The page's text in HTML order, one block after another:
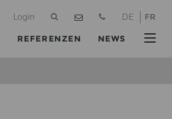
DE FR
Login
REFERENZEN NEWS